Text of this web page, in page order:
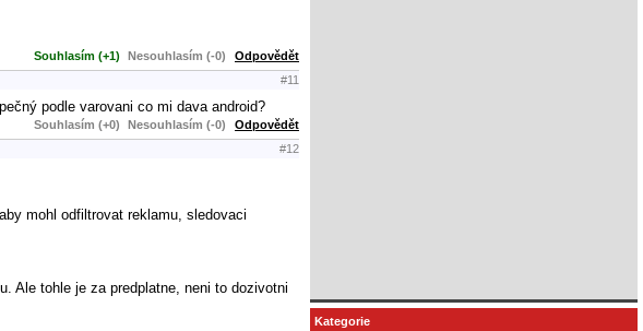
Souhlasím (+1) Nesouhlasím (-0) Odpovědět
#11
podle varovani co mi dava android?
Souhlasím (+0) Nesouhlasím (-0) Odpovědět
#12
mohl odfiltrovat reklamu, sledovaci
Ale tohle je za predplatne, neni to dozivotni
Kategorie